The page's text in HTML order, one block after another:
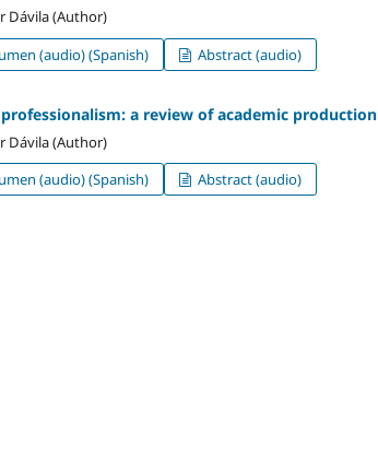
Dávila (Author)
(audio) (Spanish) Abstract (audio)
a review of academic production
Dávila (Author)
(audio) (Spanish) Abstract (audio)